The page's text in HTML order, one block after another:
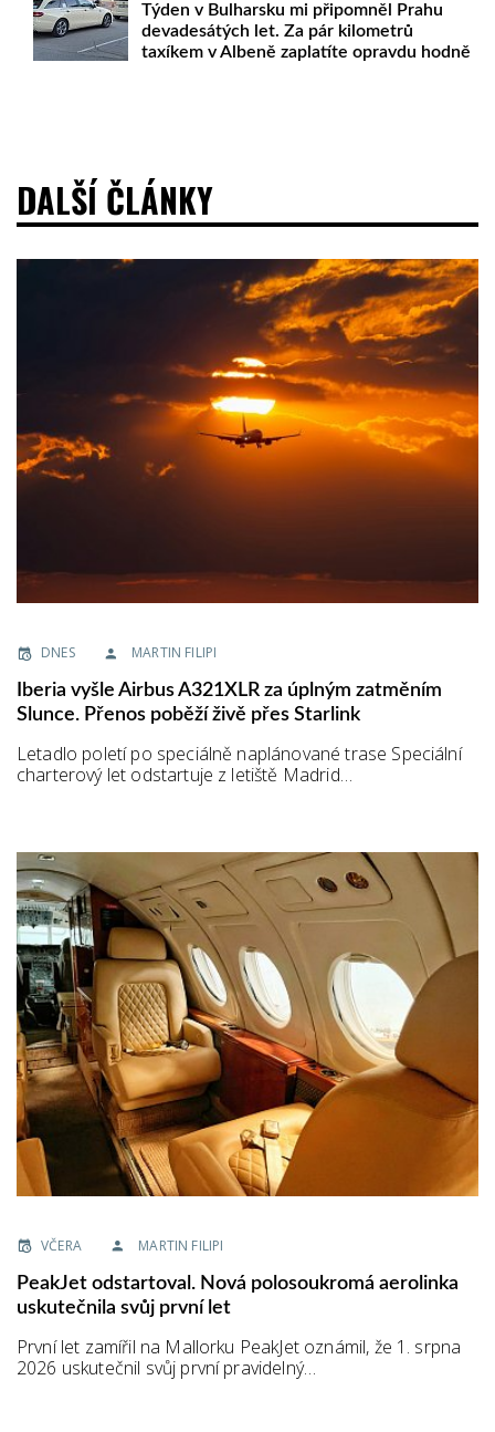
Týden v Bulharsku mi připomněl Prahu
devadesátých let. Za pár kilometrů
taxíkem v Albeně zaplatíte opravdu hodně
DALŠÍ ČLÁNKY
DNES MARTIN FILIPI
Iberia vyšle Airbus A321XLR za úplným zatměním
Slunce. Přenos poběží živě přes Starlink
Letadlo poletí po speciálně naplánované trase Speciální
charterový let odstartuje z letiště Madrid…
VČERA MARTIN FILIPI
PeakJet odstartoval. Nová polosoukromá aerolinka
uskutečnila svůj první let
První let zamířil na Mallorku PeakJet oznámil, že 1. srpna
2026 uskutečnil svůj první pravidelný…